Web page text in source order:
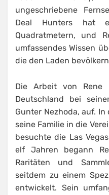
ungeschriebene
Deal Hunters hat
Quadratmetern, und
umfassendes Wissen
die den Laden
Die Arbeit von Rene
Deutschland bei
Gunter Nezhoda, auf.
seine Familie in die
besuchte die Las
elf Jahren begann
Raritäten und
seitdem zu einem
entwickelt. Sein